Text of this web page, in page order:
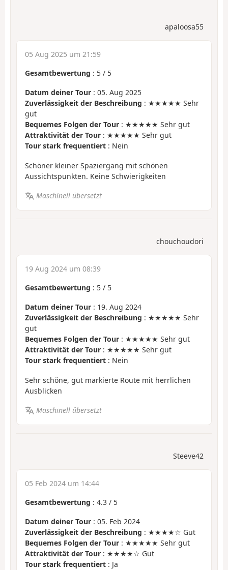
apaloosa55
05 Aug 2025 um 21:59
Gesamtbewertung : 5 / 5
Datum deiner Tour : 05. Aug 2025
Zuverlässigkeit der Beschreibung : ★★★★★ Sehr
gut
Bequemes Folgen der Tour : ★★★★★ Sehr gut
Attraktivität der Tour : ★★★★★ Sehr gut
Tour stark frequentiert : Nein
Schöner kleiner Spaziergang mit schönen
Aussichtspunkten. Keine Schwierigkeiten
Maschinell übersetzt
chouchoudori
19 Aug 2024 um 08:39
Gesamtbewertung : 5 / 5
Datum deiner Tour : 19. Aug 2024
Zuverlässigkeit der Beschreibung : ★★★★★ Sehr
gut
Bequemes Folgen der Tour : ★★★★★ Sehr gut
Attraktivität der Tour : ★★★★★ Sehr gut
Tour stark frequentiert : Nein
Sehr schöne, gut markierte Route mit herrlichen
Ausblicken
Maschinell übersetzt
Steeve42
05 Feb 2024 um 14:44
Gesamtbewertung : 4.3 / 5
Datum deiner Tour : 05. Feb 2024
Zuverlässigkeit der Beschreibung : ★★★★☆ Gut
Bequemes Folgen der Tour : ★★★★★ Sehr gut
Attraktivität der Tour : ★★★★☆ Gut
Tour stark frequentiert : Ja